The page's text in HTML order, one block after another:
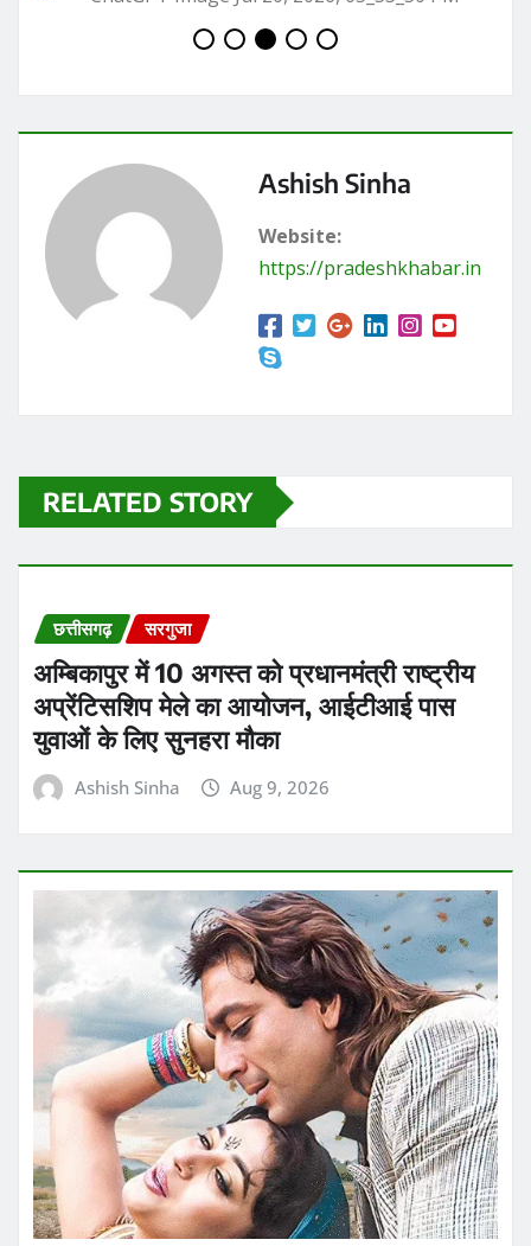
Ashish Sinha
Website:
https://pradeshkhabar.in
RELATED STORY
छत्तीसगढ़ सरगुजा
अम्बिकापुर में 10 अगस्त को प्रधानमंत्री राष्ट्रीय
अप्रेंटिसशिप मेले का आयोजन, आईटीआई पास
युवाओं के लिए सुनहरा मौका
Ashish Sinha Aug 9, 2026